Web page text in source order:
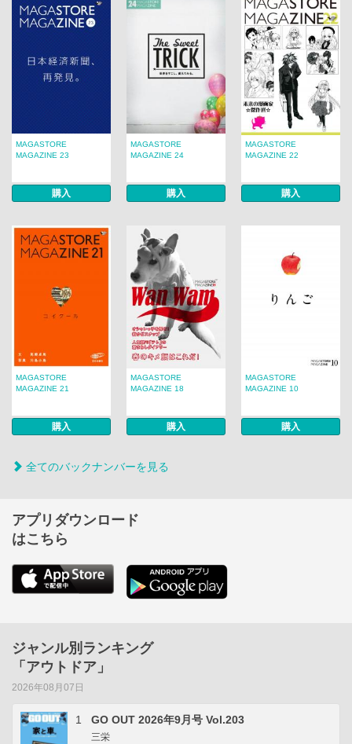
MAGASTORE
MAGAZINE 23
購入
MAGASTORE
MAGAZINE 24
購入
MAGASTORE
MAGAZINE 22
購入
MAGASTORE
MAGAZINE 21
購入
MAGASTORE
MAGAZINE 18
購入
MAGASTORE
MAGAZINE 10
購入
全てのバックナンバーを見る
アプリダウンロード
はこちら
ジャンル別ランキング
「アウトドア」
2026年08月07日
1 GO OUT 2026年9月号 Vol.203
三栄